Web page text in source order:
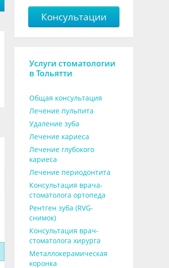
Консультации
Услуги стоматологии
в Тольятти
Общая консультация
Лечение пульпита
Удаление зуба
Лечение кариеса
Лечение глубокого
кариеса
Лечение периодонтита
Консультация врача-
стоматолога ортопеда
Рентген зуба (RVG-
снимок)
Консультация врач-
стоматолога хирурга
Металлокерамическая
коронка